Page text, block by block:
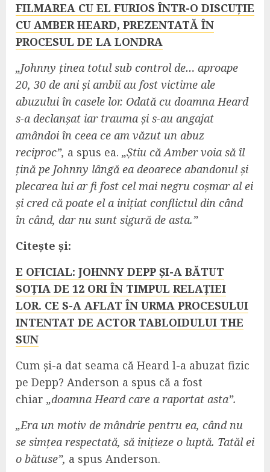
FILMAREA CU EL FURIOS ÎNTR-O DISCUȚIE
CU AMBER HEARD, PREZENTATĂ ÎN
PROCESUL DE LA LONDRA
„Johnny ținea totul sub control de… aproape
20, 30 de ani și ambii au fost victime ale
abuzului în casele lor. Odată cu doamna Heard
s-a declanșat iar trauma și s-au angajat
amândoi în ceea ce am văzut un abuz
reciproc”, a spus ea. „Știu că Amber voia să îl
țină pe Johnny lângă ea deoarece abandonul și
plecarea lui ar fi fost cel mai negru coșmar al ei
și cred că poate el a inițiat conflictul din când
în când, dar nu sunt sigură de asta.”
Citește și:
E OFICIAL: JOHNNY DEPP ȘI-A BĂTUT
SOȚIA DE 12 ORI ÎN TIMPUL RELAȚIEI
LOR. CE S-A AFLAT ÎN URMA PROCESULUI
INTENTAT DE ACTOR TABLOIDULUI THE
SUN
Cum și-a dat seama că Heard l-a abuzat fizic
pe Depp? Anderson a spus că a fost
chiar „doamna Heard care a raportat asta”.
„Era un motiv de mândrie pentru ea, când nu
se simțea respectată, să inițieze o luptă. Tatăl ei
o bătuse”, a spus Anderson.